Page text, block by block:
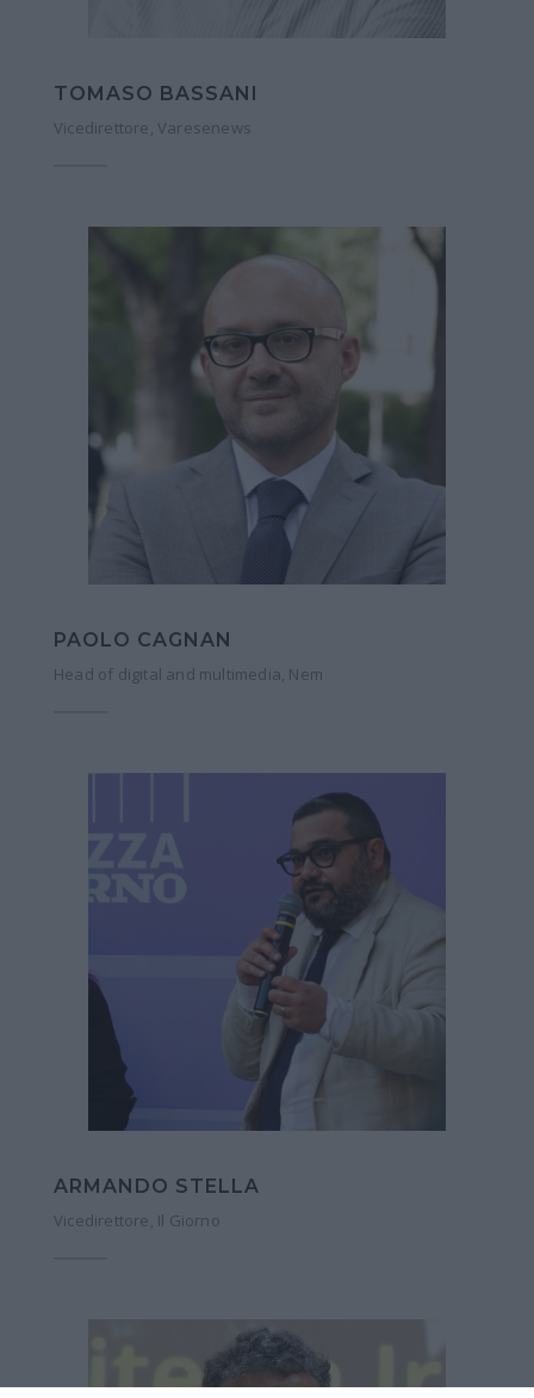
TOMASO BASSANI
Vicedirettore, Varesenews
PAOLO CAGNAN
Head of digital and multimedia, Nem
ARMANDO STELLA
Vicedirettore, Il Giorno